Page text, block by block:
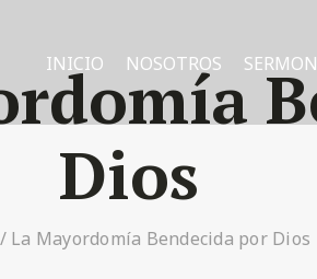
INICIO NOSOTROS
Dios
/ La Mayordomía Bendecida por Dios